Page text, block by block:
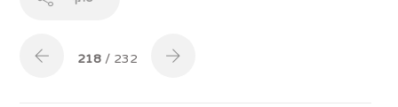
218 / 232